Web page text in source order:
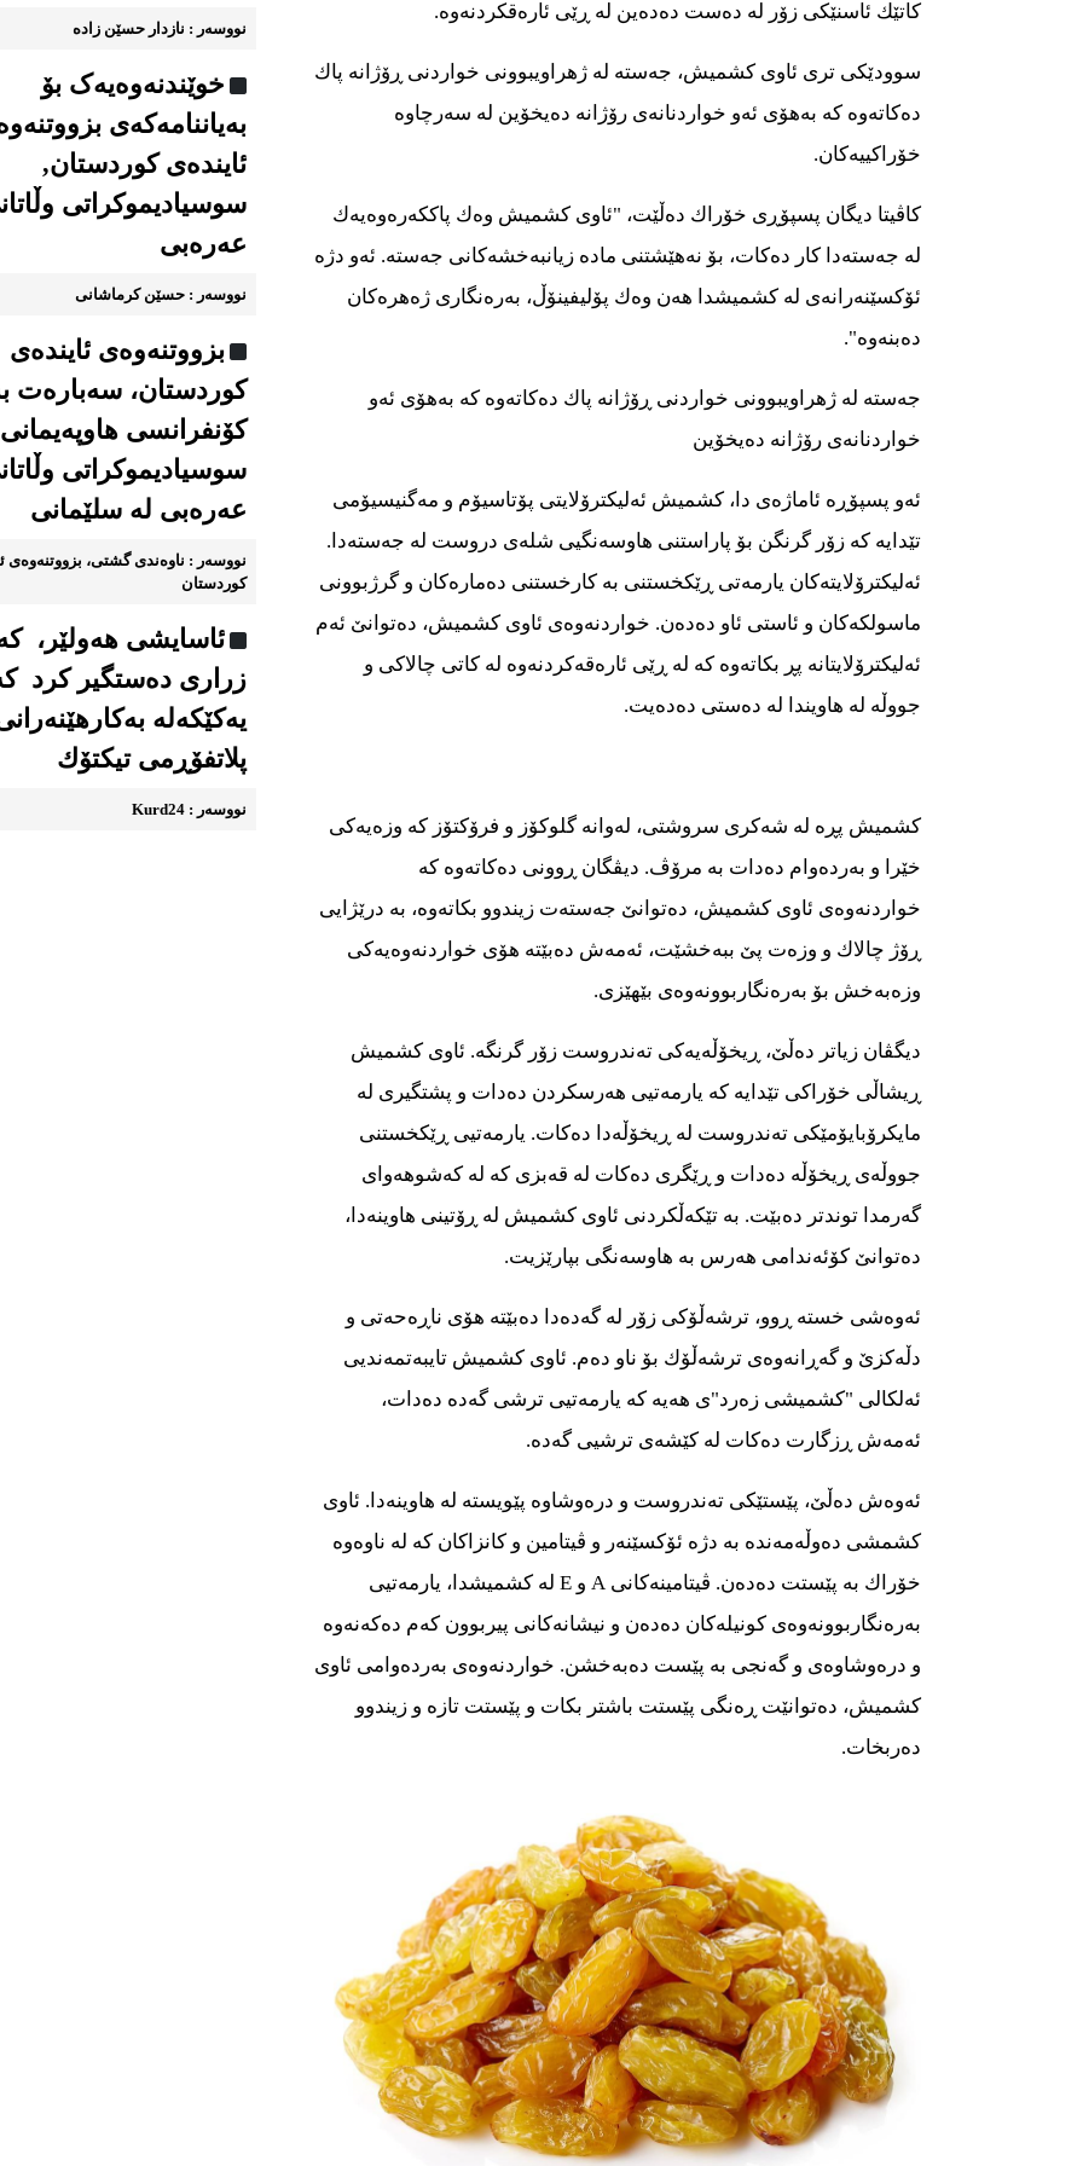
كاتێك ئاسنێكی زۆر لە دەست دەدەین لە ڕێی ئارەقكردنەوە.
سوودێكی تری ئاوی كشمیش، جەستە لە ژهراویبوونی خواردنی ڕۆژانە پاك
دەكاتەوە كە بەهۆی ئەو خواردنانەی رۆژانە دەیخۆین لە سەرچاوە
خۆراكییەكان.
كاڤیتا دیگان پسپۆڕی خۆراك دەڵێت، "ئاوی كشمیش وەك پاككەرەوەیەك
لە جەستەدا كار دەكات، بۆ نەهێشتنی مادە زیانبەخشەكانی جەستە. ئەو دژە
ئۆكسێنەرانەی لە كشمیشدا هەن وەك پۆلیفینۆڵ، بەرەنگاری ژەهرەكان
دەبنەوە".
جەستە لە ژهراویبوونی خواردنی ڕۆژانە پاك دەكاتەوە كە بەهۆی ئەو
خواردنانەی رۆژانە دەیخۆین
ئەو پسپۆڕە ئاماژەی دا، كشمیش ئەلیكترۆلایتی پۆتاسیۆم و مەگنیسیۆمی
تێدایە كە زۆر گرنگن بۆ پاراستنی هاوسەنگیی شلەی دروست لە جەستەدا.
ئەلیكترۆلایتەكان یارمەتی ڕێكخستنی بە كارخستنی دەمارەكان و گرژبوونی
ماسولكەكان و ئاستی ئاو دەدەن. خواردنەوەی ئاوی كشمیش، دەتوانێ ئەم
ئەلیكترۆلایتانە پڕ بكاتەوە كە لە ڕێی ئارەقەكردنەوە لە كاتی چالاكی و
جووڵە لە هاویندا لە دەستی دەدەیت.
كشمیش پڕە لە شەكری سروشتی، لەوانە گلوكۆز و فرۆكتۆز كە وزەیەكی
خێرا و بەردەوام دەدات بە مرۆڤ. دیڤگان ڕوونی دەكاتەوە كە
خواردنەوەی ئاوی كشمیش، دەتوانێ جەستەت زیندوو بكاتەوە، بە درێژایی
ڕۆژ چالاك و وزەت پێ ببەخشێت، ئەمەش دەبێتە هۆی خواردنەوەیەكی
وزەبەخش بۆ بەرەنگاربوونەوەی بێهێزی.
دیگڤان زیاتر دەڵێ، ڕیخۆڵەیەكی تەندروست زۆر گرنگە. ئاوی كشمیش
ڕیشاڵی خۆراكی تێدایە كە یارمەتیی هەرسكردن دەدات و پشتگیری لە
مایكرۆبایۆمێكی تەندروست لە ڕیخۆڵەدا دەكات. یارمەتیی ڕێكخستنی
جووڵەی ڕیخۆڵە دەدات و ڕێگری دەكات لە قەبزی كە لە كەشوهەوای
گەرمدا توندتر دەبێت. بە تێكەڵكردنی ئاوی كشمیش لە ڕۆتینی هاوینەدا،
دەتوانێ كۆئەندامی هەرس بە هاوسەنگی بپارێزیت.
ئەوەشی خستە ڕوو، ترشەڵۆكی زۆر لە گەدەدا دەبێتە هۆی ناڕەحەتی و
دڵەكزێ و گەڕانەوەی ترشەڵۆك بۆ ناو دەم. ئاوی كشمیش تایبەتمەندیی
ئەلكالی "كشمیشی زەرد"ی هەیە كە یارمەتیی ترشی گەدە دەدات،
ئەمەش ڕزگارت دەكات لە كێشەی ترشیی گەدە.
ئەوەش دەڵێ، پێستێكی تەندروست و درەوشاوە پێویستە لە هاوینەدا. ئاوی
كشمشی دەوڵەمەندە بە دژە ئۆكسێنەر و ڤیتامین و كانزاكان كە لە ناوەوە
خۆراك بە پێستت دەدەن. ڤیتامینەكانی A و E لە كشمیشدا، یارمەتیی
بەرەنگاربوونەوەی كونیلەكان دەدەن و نیشانەكانی پیربوون كەم دەكەنەوە
و درەوشاوەی و گەنجی بە پێست دەبەخشن. خواردنەوەی بەردەوامی ئاوی
كشمیش، دەتوانێت ڕەنگی پێستت باشتر بكات و پێستت تازە و زیندوو
دەربخات.
نووسه‌ر : نازدار حسێن زاده
خوێندنه‌وه‌یه‌ک بۆ
به‌یاننامه‌که‌ی
ئاینده‌ی کوردستان,
سوسیادیموكراتی
عەرەبی
نووسه‌ر : حسێن کرماشانی
بزووتنه‌وه‌ی ئاینده‌ی
کوردستان، سه‌باره‌ت
كۆنفرانسی هاوپەیمانی
سوسیادیموكراتی
عەرەبی له سلێمانی
نووسه‌ر : ناوه‌ندی گشتی، بزووتنه‌وه‌ی
کوردستان
ئاسایشی هه‌ولێر،
زراری دەستگیر کرد
یه‌كێكەله‌
پلاتفۆڕمی تیكتۆك
نووسه‌ر : Kurd24